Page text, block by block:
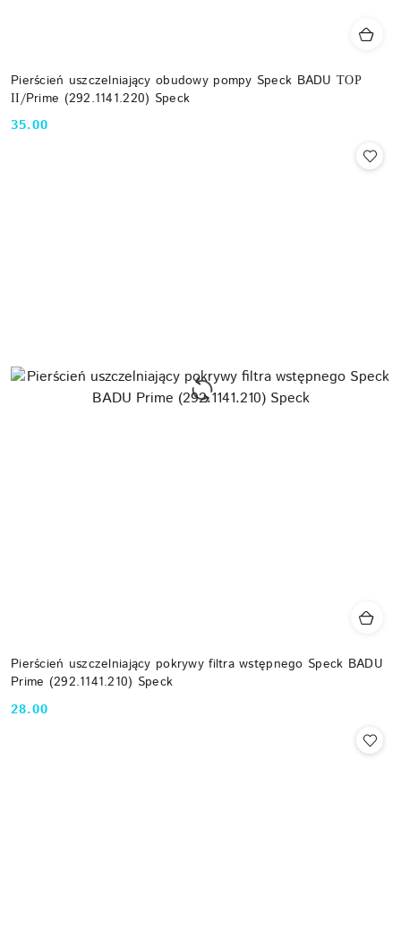
Pierścień uszczelniający obudowy pompy Speck BADU ТОР
ІІ/Prime (292.1141.220) Speck
Cena:
35.00
Pierścień uszczelniający pokrywy filtra wstępnego Speck BADU
Prime (292.1141.210) Speck
Cena:
28.00